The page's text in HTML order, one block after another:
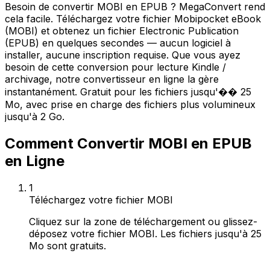
Besoin de convertir MOBI en EPUB ? MegaConvert rend
cela facile. Téléchargez votre fichier Mobipocket eBook
(MOBI) et obtenez un fichier Electronic Publication
(EPUB) en quelques secondes — aucun logiciel à
installer, aucune inscription requise. Que vous ayez
besoin de cette conversion pour lecture Kindle /
archivage, notre convertisseur en ligne la gère
instantanément. Gratuit pour les fichiers jusqu'�� 25
Mo, avec prise en charge des fichiers plus volumineux
jusqu'à 2 Go.
Comment Convertir MOBI en EPUB
en Ligne
1
Téléchargez votre fichier MOBI
Cliquez sur la zone de téléchargement ou glissez-
déposez votre fichier MOBI. Les fichiers jusqu'à 25
Mo sont gratuits.